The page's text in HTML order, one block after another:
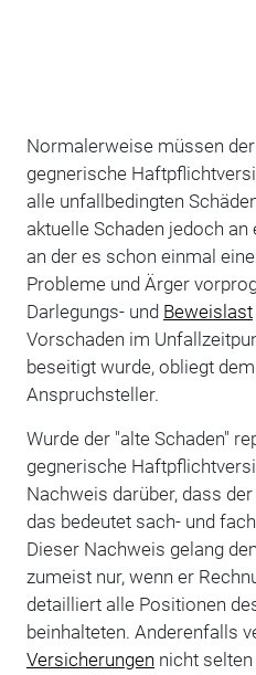
Normalerweise müssen
gegnerische
alle unfallbedingten
aktuelle Schaden jedoch
an der es schon einmal
Probleme und Ärger
Darlegungs- und Beweislast
Vorschaden im
beseitigt wurde, obliegt
Anspruchsteller.
Wurde der "alte Schaden"
gegnerische
Nachweis darüber, dass
das bedeutet sach- und
Dieser Nachweis gelang
zumeist nur, wenn er
detailliert alle Positionen
beinhalteten. Anderenfalls
Versicherungen nicht